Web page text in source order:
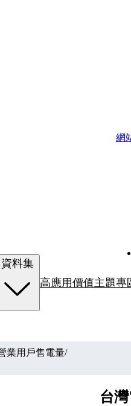
網
資料集
高應用價值主題專
業用戶售電量/
台